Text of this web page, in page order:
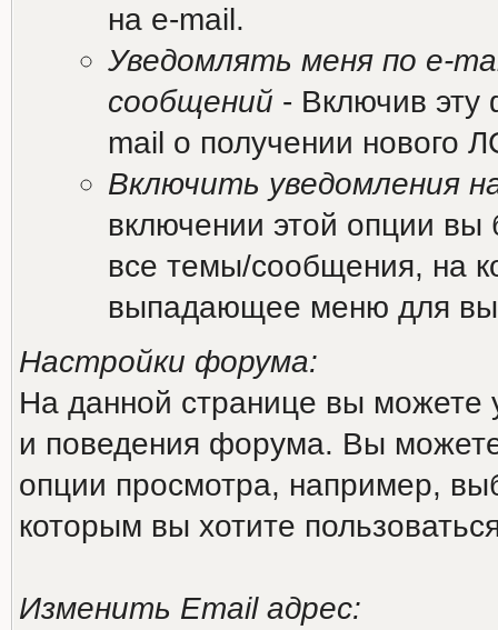
на e-mail.
Уведомлять меня по e-
сообщений - Включив
mail о получении нового
Включить уведомления
включении этой опции вы
все темы/сообщения, на
выпадающее меню для
Настройки форума:
На данной странице вы можете
и поведения форума. Вы
опции просмотра, например,
которым вы хотите
Изменить Email адрес: